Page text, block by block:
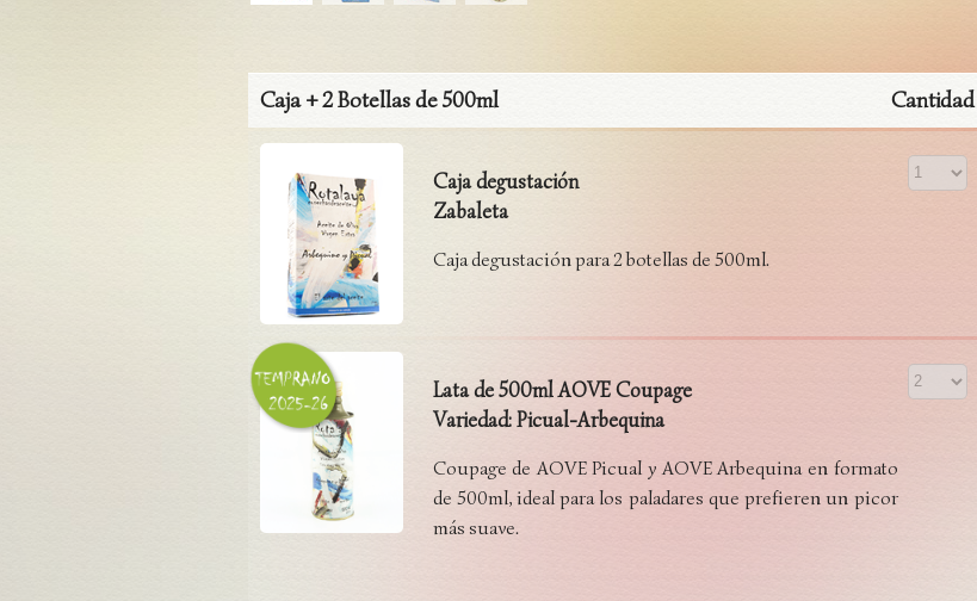
Caja + 2 Botellas de 500ml Cantidad
Caja degustación
Zabaleta
Caja degustación para 2 botellas de 500ml.
Lata de 500ml AOVE Coupage
Variedad: Picual-Arbequina
Coupage de AOVE Picual y AOVE Arbequina en formato
de 500ml, ideal para los paladares que prefieren un picor
más suave.